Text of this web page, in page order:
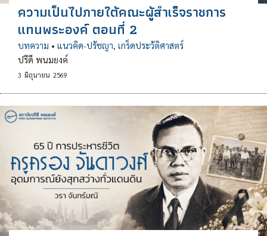
ความเป็นไปภายใต้คณะผู้สำเร็จราชการ
แทนพระองค์ ตอนที่ 2
บทความ • แนวคิด-ปรัชญา, เกร็ดประวัติศาสตร์
ปรีดี พนมยงค์
3 มิถุนายน 2569